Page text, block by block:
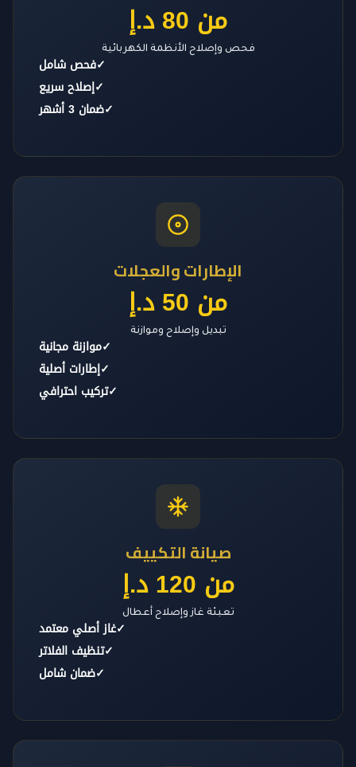
من 80 د.إ
فحص وإصلاح الأنظمة الكهربائية
✓فحص شامل
✓إصلاح سريع
✓ضمان 3 أشهر
الإطارات والعجلات
من 50 د.إ
تبديل وإصلاح وموازنة
✓موازنة مجانية
✓إطارات أصلية
✓تركيب احترافي
صيانة التكييف
من 120 د.إ
تعبئة غاز وإصلاح أعطال
✓غاز أصلي معتمد
✓تنظيف الفلاتر
✓ضمان شامل